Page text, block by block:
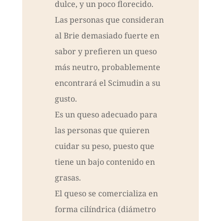
dulce, y un poco florecido.
Las personas que consideran
al Brie demasiado fuerte en
sabor y prefieren un queso
más neutro, probablemente
encontrará el Scimudin a su
gusto.
Es un queso adecuado para
las personas que quieren
cuidar su peso, puesto que
tiene un bajo contenido en
grasas.
El queso se comercializa en
forma cilíndrica (diámetro